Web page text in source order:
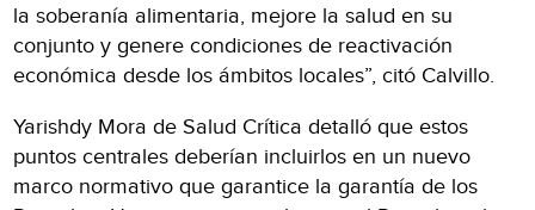
la soberanía alimentaria, mejore la salud en su
conjunto y genere condiciones de reactivación
económica desde los ámbitos locales”, citó Calvillo.
Yarishdy Mora de Salud Crítica detalló que estos
puntos centrales deberían incluirlos en un nuevo
marco normativo que garantice la garantía de los